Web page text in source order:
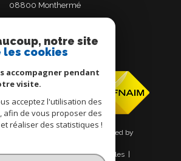
08800
monthermé
Adhérents
droits réservés | Traduction powered by
Plan du site Mentions légales
notre site
les cookies
accompagner pendant
visite.
acceptez l'utilisation des
afin de vous proposer des
réaliser des statistiques !